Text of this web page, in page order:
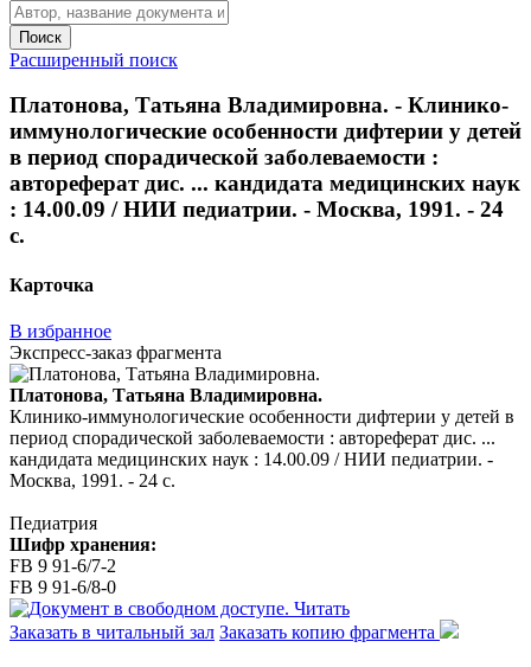
Поиск
Расширенный поиск
Платонова, Татьяна Владимировна. - Клинико-
иммунологические особенности дифтерии у детей
в период спорадической заболеваемости :
автореферат дис. ... кандидата медицинских наук
: 14.00.09 / НИИ педиатрии. - Москва, 1991. - 24
с.
Карточка
В избранное
Экспресс-заказ фрагмента
Платонова, Татьяна Владимировна.
Клинико-иммунологические особенности дифтерии у детей в
период спорадической заболеваемости : автореферат дис. ...
кандидата медицинских наук : 14.00.09 / НИИ педиатрии. -
Москва, 1991. - 24 с.
Педиатрия
Шифр хранения:
FB 9 91-6/7-2
FB 9 91-6/8-0
Читать
Заказать в читальный зал Заказать копию фрагмента